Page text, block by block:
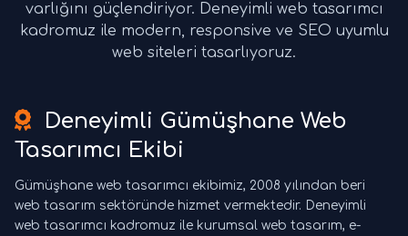
varlığını güçlendiriyor. Deneyimli web tasarımcı
kadromuz ile modern, responsive ve SEO uyumlu
web siteleri tasarlıyoruz.
Deneyimli Gümüşhane Web
Tasarımcı Ekibi
Gümüşhane web tasarımcı ekibimiz, 2008 yılından beri
web tasarım sektöründe hizmet vermektedir. Deneyimli
web tasarımcı kadromuz ile kurumsal web tasarım, e-